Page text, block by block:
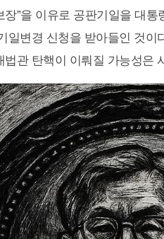
”을 이유로 공판기일을 대
일변경 신청을 받아들인 것
법관 탄핵이 이뤄질 가능성은